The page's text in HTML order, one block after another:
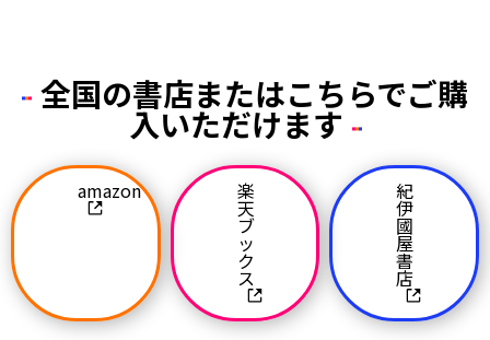
全国の書店またはこちらでご購
入いただけます
amazon 楽
天
ブ
ッ
ク
ス
紀
伊
國
屋
書
店